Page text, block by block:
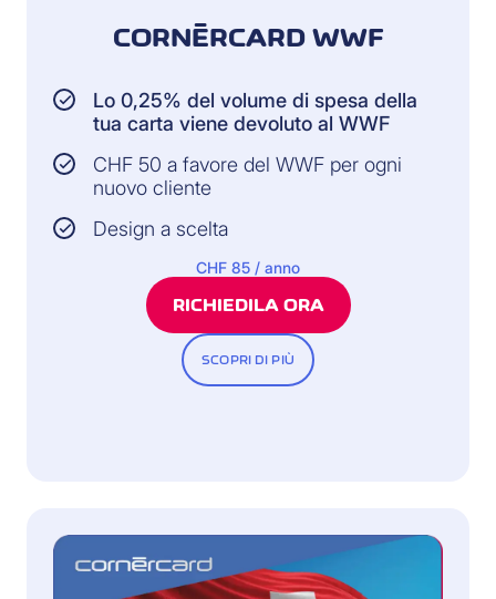
CORNÈRCARD WWF
Lo 0,25% del volume di spesa della
tua carta viene devoluto al WWF
CHF 50 a favore del WWF per ogni
nuovo cliente
Design a scelta
CHF 85 / anno
RICHIEDILA ORA
SCOPRI DI PIÙ